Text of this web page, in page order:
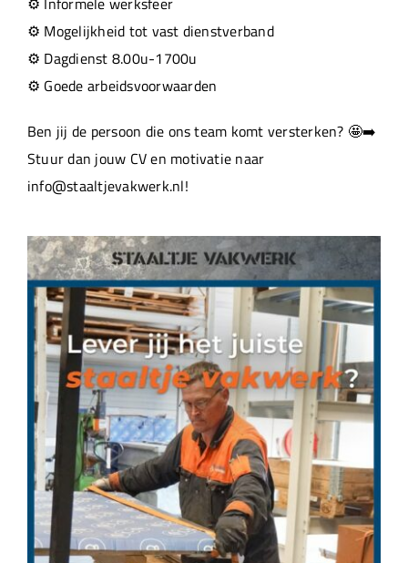
⚙️ Mogelijkheid tot vast dienstverband
⚙️ Dagdienst 8.00u-1700u
⚙️ Goede arbeidsvoorwaarden
Ben jij de persoon die ons team komt versterken? 🤩➡️
Stuur dan jouw CV en motivatie naar
info@staaltjevakwerk.nl!